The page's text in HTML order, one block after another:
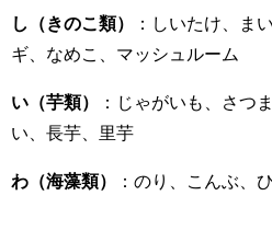
し（きのこ類）
：しいたけ、ま
ギ、なめこ、マッシュルーム
い（芋類）
：じゃがいも、さつ
い、長芋、里芋
わ（海藻類） ：のり、こんぶ、